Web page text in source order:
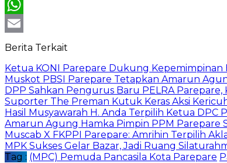
X
WhatsApp
Email
Berita Terkait
Ketua KONI Parepare Dukung
Muskot PBSI Parepare Tetapkan Amarun
DPP Sahkan Pengurus Baru PELRA
Suporter The Preman Kutuk Keras Aksi
Hasil Musyawarah H. Anda Terpilih Ketua DPC
Amarun Agung Hamka Pimpin PPM Parepare
Muscab X FKPPI Parepare: Amrihin Terpilih
MPK Sukses Gelar Bazar, Jadi Ruang
Tag : (MPC) Pemuda Pancasila Kota Parepare